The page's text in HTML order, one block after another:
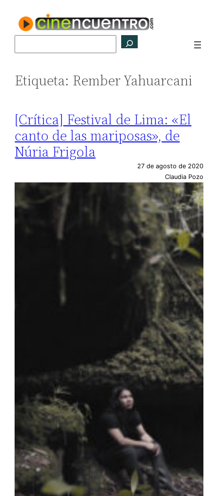
contenido
Etiqueta: Rember Yahuarcani
[Crítica] Festival de Lima: «El
canto de las mariposas», de
Núria Frigola
27 de agosto de 2020
Claudia Pozo